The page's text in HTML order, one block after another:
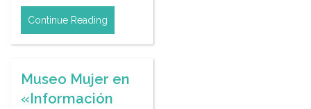
Continue Reading
Museo Mujer en
«Información